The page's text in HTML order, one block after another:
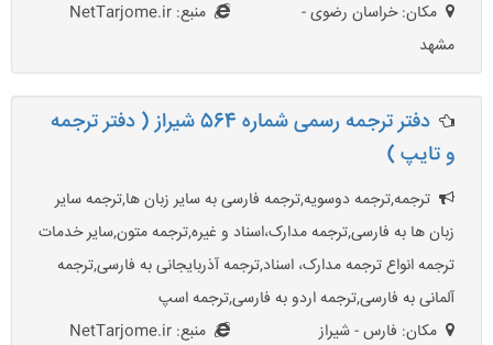
مکان: خراسان رضوی -
مشهد
منبع: NetTarjome.ir
دفتر ترجمه رسمی شماره 564 شیراز ( دفتر ترجمه
و تایپ )
ترجمه,ترجمه دوسویه,ترجمه فارسی به سایر زبان ها,ترجمه سایر
زبان ها به فارسی,ترجمه مدارک،اسناد و غیره,ترجمه متون,سایر خدمات
ترجمه انواع ترجمه مدارک، اسناد,ترجمه آذربایجانی به فارسی,ترجمه
آلمانی به فارسی,ترجمه اردو به فارسی,ترجمه اسپ
مکان: فارس - شیراز
منبع: NetTarjome.ir